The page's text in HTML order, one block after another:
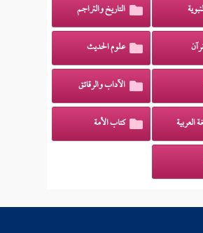
التاريخ والتراجم
علوم الحديث
الآداب والرقائق
العربية كتاب الأمة